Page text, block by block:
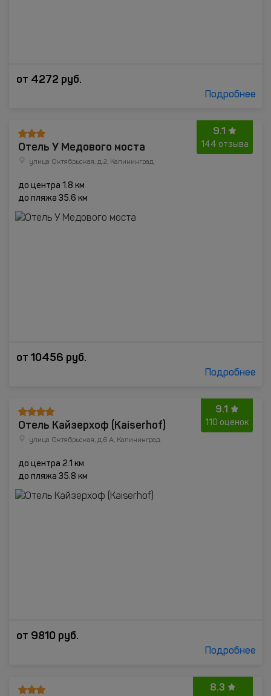
от 4272 руб.
Подробнее
9.1
144 отзыва
Отель У Медового моста
улица Октябрьская, д.2, Калининград
до центра 1.8 км
до пляжа 35.6 км
от 10456 руб.
Подробнее
9.1
110 оценок
Отель Кайзерхоф (Kaiserhof)
улица Октябрьская, д.6 А, Калининград
до центра 2.1 км
до пляжа 35.8 км
от 9810 руб.
Подробнее
8.3